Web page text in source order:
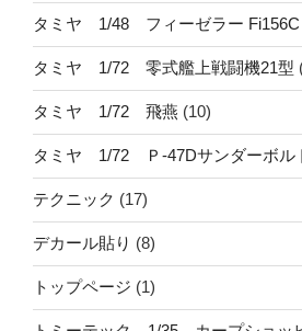
タミヤ 1/48 フィーゼラー Fi156C
タミヤ 1/72 零式艦上戦闘機21型
タミヤ 1/72 飛燕 (10)
タミヤ 1/72 Ｐ-47Dサンダーボル
テクニック (17)
デカール貼り (8)
トップページ (1)